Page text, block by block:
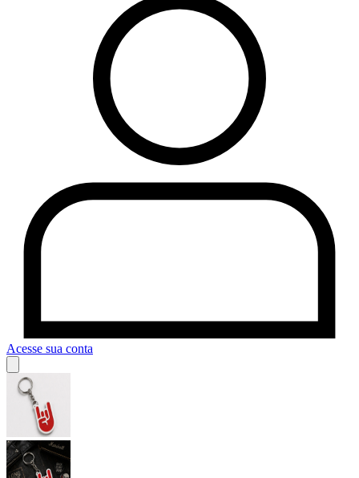
Acesse sua conta